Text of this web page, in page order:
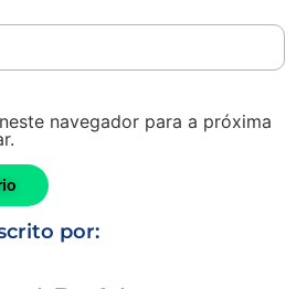
navegador para a próxima
por: